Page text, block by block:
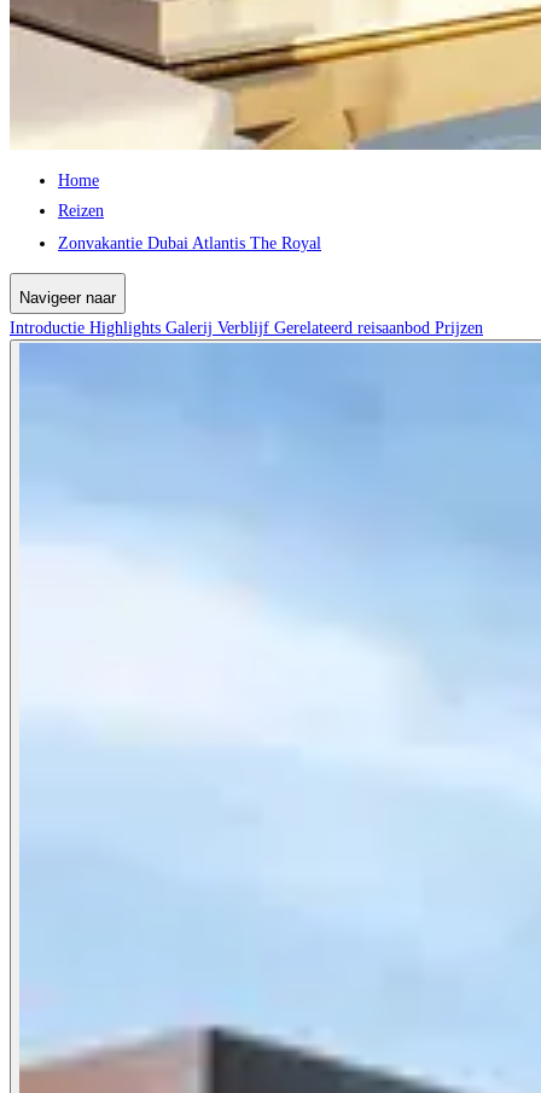
Home
Reizen
Zonvakantie Dubai Atlantis The Royal
Navigeer naar
Introductie Highlights Galerij Verblijf Gerelateerd reisaanbod Prijzen